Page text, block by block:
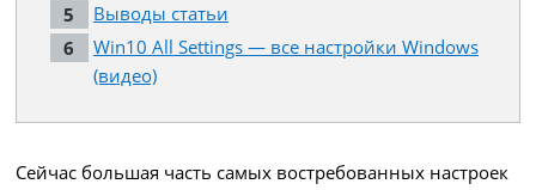
Выводы статьи
Win10 All Settings — все настройки Windows
(видео)
Сейчас большая часть самых востребованных настроек